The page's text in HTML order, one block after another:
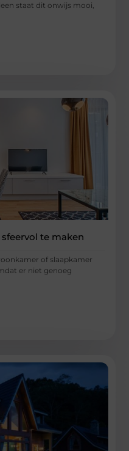
staat dit onwijs mooi,
te maken
of slaapkamer
er niet genoeg